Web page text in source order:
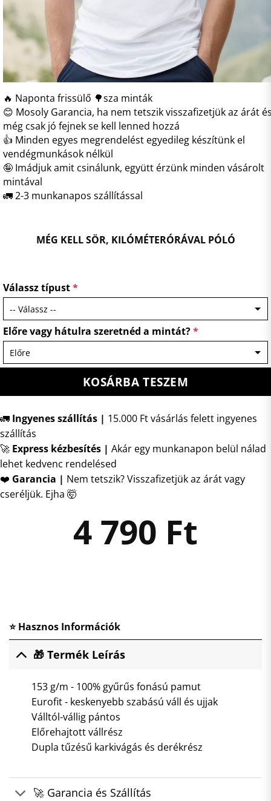
🔥 Naponta frissülő 🌳sza minták
😊 Mosoly Garancia, ha nem tetszik visszafizetjük az árát
még csak jó fejnek se kell lenned hozzá
👍 Minden egyes megrendelést egyedileg készítünk el
vendégmunkások nélkül
🤪 Imádjuk amit csinálunk, együtt érzünk minden vásárolt
mintával
🚛 2-3 munkanapos szállítással
MÉG KELL SÖR, KILÓMÉTERÓRÁVAL PÓLÓ
Válassz típust*
Előre vagy hátulra szeretnéd a mintát?*
KOSÁRBA TESZEM
🚛 Ingyenes szállítás | 15.000 Ft vásárlás felett ingyenes
szállítás
🚀 Express kézbesítés | Akár egy munkanapon belül nálad
lehet kedvenc rendelésed
❤️ Garancia | Nem tetszik? Visszafizetjük az árát vagy
cseréljük. Ejha 🤯
4 790 Ft
⭐ Hasznos Információk
🎁 Termék Leírás
153 g/m - 100% gyűrűs fonású pamut
Eurofit - keskenyebb szabású váll és ujjak
Válltól-vállig pántos
Előrehajtott vállrész
Dupla tűzésű karkivágás és derékrész
🚀 Garancia és Szállítás